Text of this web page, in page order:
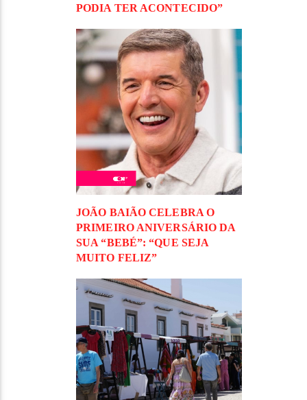
PODIA TER ACONTECIDO”
JOÃO BAIÃO CELEBRA O
PRIMEIRO ANIVERSÁRIO DA
SUA “BEBÉ”: “QUE SEJA
MUITO FELIZ”